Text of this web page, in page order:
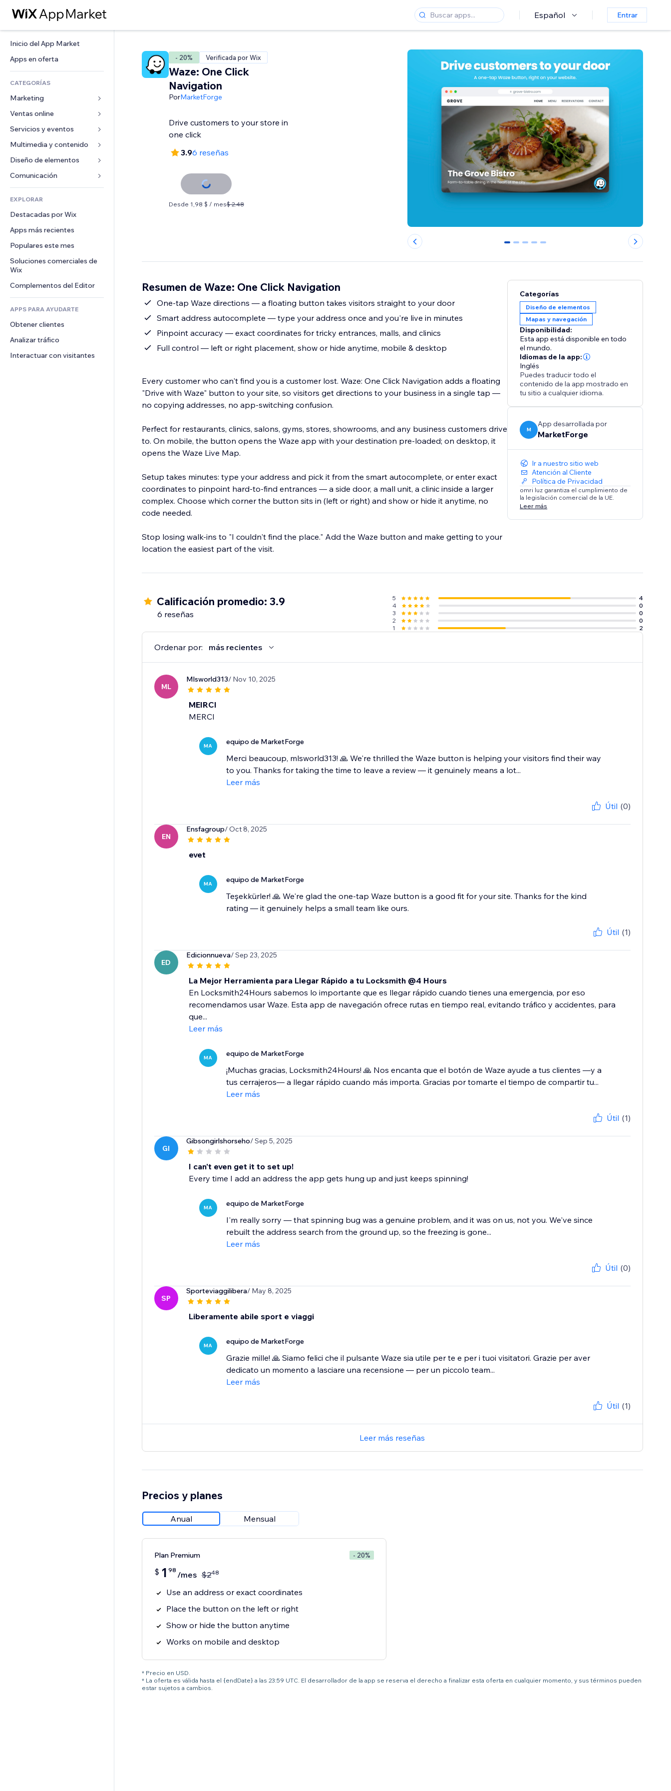
Español Entrar
Inicio del App Market
Apps en oferta
CATEGORÍAS
Marketing
Anuncios
Móvil
Analíticas
Anuncios del sitio
Email
Ventas online
Apps para tiendas
Envíos y entregas
Botones de venta
Contabilidad
Cupones y fidelización
Almacenamiento de mercancía
Crowdfunding
Alimentos y bebidas
Servicios y eventos
Hoteles
Eventos
Restaurantes
Inmobiliarias
Reservas
Multimedia y contenido
Galerías
Música
Pódcast
Fotografía
Video
PDF
Compartir archivos
Noticias
Servicios de contenido
Efectos de texto
Diseño de elementos
Mapas y navegación
Privacidad y seguridad
Reloj
Plantillas para páginas
Efectos de imágenes
Botones y menús
Banners e insignias
Calculadoras
Buscar
Formularios
Encuestas
Chat
Comentarios
Teléfono
Comunidad
Reseñas y testimonios
EXPLORAR
Destacadas por Wix
Apps más recientes
Populares este mes
Soluciones comerciales de
Wix
Complementos del Editor
APPS PARA AYUDARTE
Obtener clientes
Analizar tráfico
Interactuar con visitantes
- 20% Verificada por Wix
Waze: One Click
Navigation
PorMarketForge
Drive customers to your store in
one click
3.96 reseñas
Desde 1,98 $ / mes$ 2.48
0 1 2 3 4
Resumen de Waze: One Click Navigation
One-tap Waze directions — a floating button takes visitors straight to your door
Smart address autocomplete — type your address once and you're live in minutes
Pinpoint accuracy — exact coordinates for tricky entrances, malls, and clinics
Full control — left or right placement, show or hide anytime, mobile & desktop
Every customer who can't find you is a customer lost. Waze: One Click Navigation adds a floating
"Drive with Waze" button to your site, so visitors get directions to your business in a single tap —
no copying addresses, no app-switching confusion.
Perfect for restaurants, clinics, salons, gyms, stores, showrooms, and any business customers drive
to. On mobile, the button opens the Waze app with your destination pre-loaded; on desktop, it
opens the Waze Live Map.
Setup takes minutes: type your address and pick it from the smart autocomplete, or enter exact
coordinates to pinpoint hard-to-find entrances — a side door, a mall unit, a clinic inside a larger
complex. Choose which corner the button sits in (left or right) and show or hide it anytime, no
code needed.
Stop losing walk-ins to "I couldn't find the place." Add the Waze button and make getting to your
location the easiest part of the visit.
Categorías
Diseño de elementos
Mapas y navegación
Disponibilidad:
Esta app está disponible en todo
el mundo.
Idiomas de la app:
Inglés
Puedes traducir todo el
contenido de la app mostrado en
tu sitio a cualquier idioma.
M
App desarrollada por
MarketForge
Ir a nuestro sitio web
Atención al Cliente
Política de Privacidad
omri luz garantiza el cumplimiento de
la legislación comercial de la UE.
Leer más
Calificación promedio: 3.9
6 reseñas
5
4
4
0
3
0
2
0
1
2
Ordenar por: más recientes
ML
Mlsworld313/ Nov 10, 2025
MEIRCI
MERCI
MA equipo de MarketForge
Merci beaucoup, mlsworld313! 🙏 We're thrilled the Waze button is helping your visitors find their way
to you. Thanks for taking the time to leave a review — it genuinely means a lot...
Leer más
Útil (0)
EN
Ensfagroup/ Oct 8, 2025
evet
MA equipo de MarketForge
Teşekkürler! 🙏 We're glad the one-tap Waze button is a good fit for your site. Thanks for the kind
rating — it genuinely helps a small team like ours.
Útil (1)
ED
Edicionnueva/ Sep 23, 2025
La Mejor Herramienta para Llegar Rápido a tu Locksmith @4 Hours
En Locksmith24Hours sabemos lo importante que es llegar rápido cuando tienes una emergencia, por eso
recomendamos usar Waze. Esta app de navegación ofrece rutas en tiempo real, evitando tráfico y accidentes, para
que...
Leer más
MA equipo de MarketForge
¡Muchas gracias, Locksmith24Hours! 🙏 Nos encanta que el botón de Waze ayude a tus clientes —y a
tus cerrajeros— a llegar rápido cuando más importa. Gracias por tomarte el tiempo de compartir tu...
Leer más
Útil (1)
GI
Gibsongirlshorseho/ Sep 5, 2025
I can't even get it to set up!
Every time I add an address the app gets hung up and just keeps spinning!
MA equipo de MarketForge
I'm really sorry — that spinning bug was a genuine problem, and it was on us, not you. We've since
rebuilt the address search from the ground up, so the freezing is gone...
Leer más
Útil (0)
SP
Sporteviaggilibera/ May 8, 2025
Liberamente abile sport e viaggi
MA equipo de MarketForge
Grazie mille! 🙏 Siamo felici che il pulsante Waze sia utile per te e per i tuoi visitatori. Grazie per aver
dedicato un momento a lasciare una recensione — per un piccolo team...
Leer más
Útil (1)
Leer más reseñas
Precios y planes
Anual Mensual
Plan Premium - 20%
$ 1 98 /mes $248
Use an address or exact coordinates
Place the button on the left or right
Show or hide the button anytime
Works on mobile and desktop
* Precio en USD.
* La oferta es válida hasta el {endDate} a las 23:59 UTC. El desarrollador de la app se reserva el derecho a finalizar esta oferta en cualquier momento, y sus términos pueden
estar sujetos a cambios.